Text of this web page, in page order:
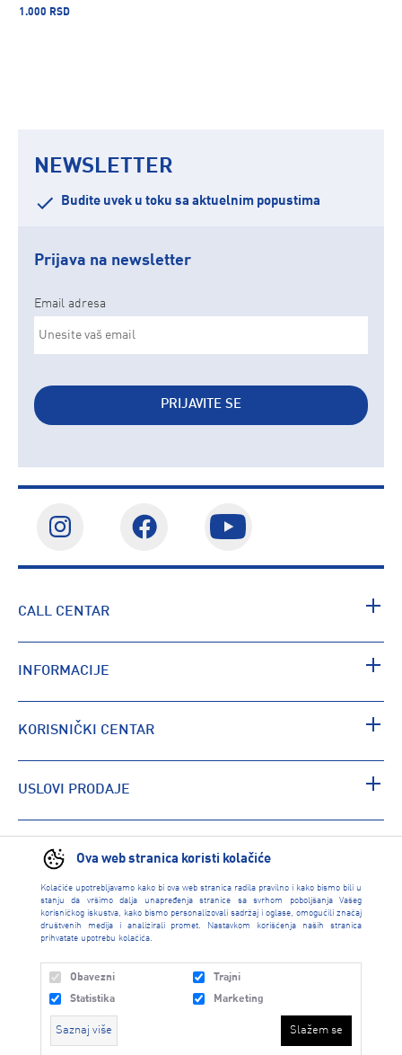
Ova web stranica koristi kolačiće
Kolačiće upotrebljavamo kako bi ova web stranica radila pravilno i kako bismo bili u
stanju da vršimo dalja unapređenja stranice sa svrhom poboljšanja Vašeg
korisničkog iskustva, kako bismo personalizovali sadržaj i oglase, omogućili značaj
društvenih medija i analizirali promet. Nastavkom korišćenja naših stranica
prihvatate upotrebu kolačića.
Obavezni
Trajni
Statistika
Marketing
Saznaj više Slažem se
1.000 RSD
NEWSLETTER
Budite uvek u toku sa aktuelnim popustima
Prijava na newsletter
Email adresa
PRIJAVITE SE
CALL CENTAR
INFORMACIJE
KORISNIČKI CENTAR
USLOVI PRODAJE
PRONAĐI RADNJU
INTERSPORT 2026 created by Enetel Solutions